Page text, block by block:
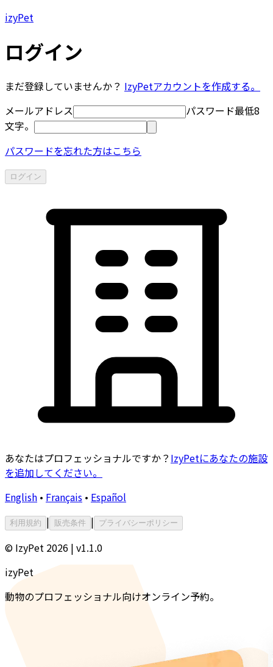
izyPet
ログイン
まだ登録していませんか？ IzyPetアカウントを作成する。
メールアドレス
パスワード最低8
文字。
パスワードを忘れた方はこちら
ログイン
あなたはプロフェッショナルですか？ IzyPetにあなたの施設
を追加してください。
English • Français • Español
利用規約 | 販売条件 | プライバシーポリシー
© IzyPet 2026 | v1.1.0
izyPet
動物のプロフェッショナル向けオンライン予約。